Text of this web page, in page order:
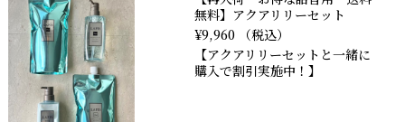
無料】アクアリリーセット
¥9,960 （税込）
【アクアリリーセットと一緒に
購入で割引実施中！】